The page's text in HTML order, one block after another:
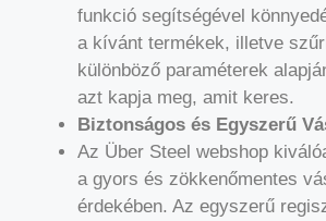
funkció segítségével
a kívánt termékek, illetve
különböző paraméterek
azt kapja meg, amit keres.
Biztonságos és Egyszerű
Az Über Steel webshop
a gyors és zökkenőmentes
érdekében. Az egyszerű